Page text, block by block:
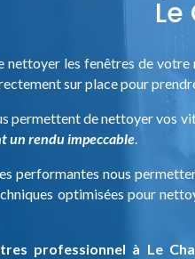
nettoyer les fenêtres de
sur place pour
permettent de nettoyer vos
un rendu impeccable
performantes nous
optimisées pour
professionnel à Le